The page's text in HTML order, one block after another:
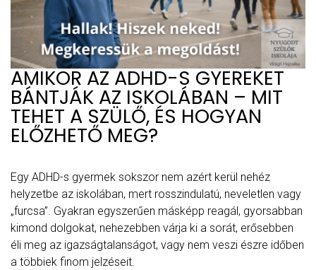
AMIKOR AZ ADHD-S GYEREKET
BÁNTJÁK AZ ISKOLÁBAN – MIT
TEHET A SZÜLŐ, ÉS HOGYAN
ELŐZHETŐ MEG?
Egy ADHD-s gyermek sokszor nem azért kerül nehéz
helyzetbe az iskolában, mert rosszindulatú, neveletlen vagy
„furcsa”. Gyakran egyszerűen másképp reagál, gyorsabban
kimond dolgokat, nehezebben várja ki a sorát, erősebben
éli meg az igazságtalanságot, vagy nem veszi észre időben
a többiek finom jelzéseit.